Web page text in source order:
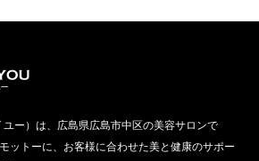
ー）は、広島県広島市中区の美容サロンで
ットーに、お客様に合わせた美と健康のサポー